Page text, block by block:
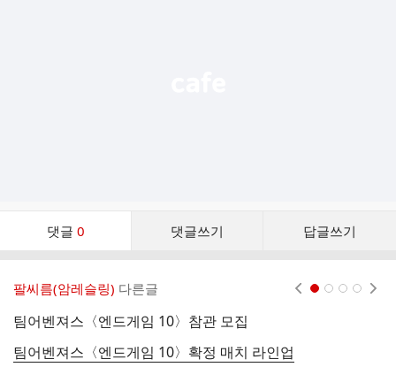
댓글 0 댓글쓰기 답글쓰기
댓
팔씨름(암레슬링) 다른글
팀어벤져스〈엔드게임 10〉참관 모집
팀어벤져스〈엔드게임 10〉확정 매치 라인업